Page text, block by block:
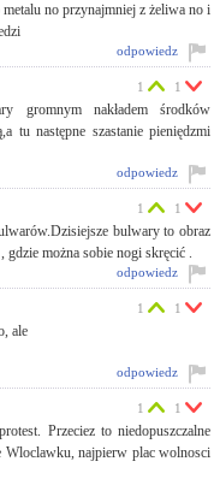
no przynajmniej z żeliwa no i
odpowiedz
gromnym nakładem środków
tu następne szastanie pieniędzmi
1 1
odpowiedz
bulwary to obraz
można sobie nogi skręcić .
1 1
odpowiedz
ale
1 1
odpowiedz
Przeciez to niedopuszczalne
Wloclawku, najpierw plac wolnosci
1 1